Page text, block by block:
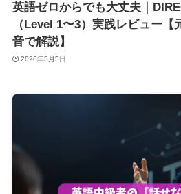
英語ゼロからでも大丈夫｜
（Level 1〜3）実践レビュー
音で解説】
2026年5月5日